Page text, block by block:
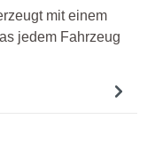
mit einem
jedem Fahrzeug